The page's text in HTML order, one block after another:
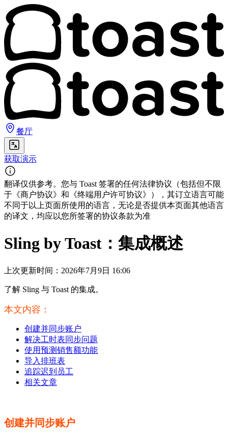
餐厅
获取演示
翻译仅供参考。您与 Toast 签署的任何法律协议（包括但不限
于《商户协议》和《终端用户许可协议》），其订立语言可能
不同于以上页面所使用的语言，无论是否提供本页面其他语言
的译文，均应以您所签署的协议条款为准
Sling by Toast：集成概述
上次更新时间：2026年7月9日 16:06
了解 Sling 与 Toast 的集成。
本文内容：
创建并同步账户
解决工时表同步问题
使用预测销售额功能
导入排班表
追踪迟到员工
相关文章
创建并同步账户